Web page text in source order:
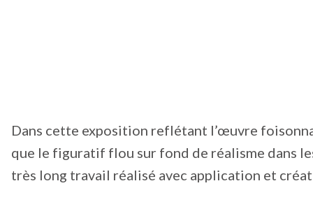
Dans cette exposition reflétant l’œuvre
que le figuratif flou sur fond de réalisme dans
très long travail réalisé avec application et